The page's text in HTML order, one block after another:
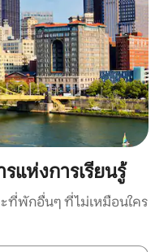
แห่งการเรียนรู้
ที่พักอื่นๆ ที่ไม่เหมือนใคร